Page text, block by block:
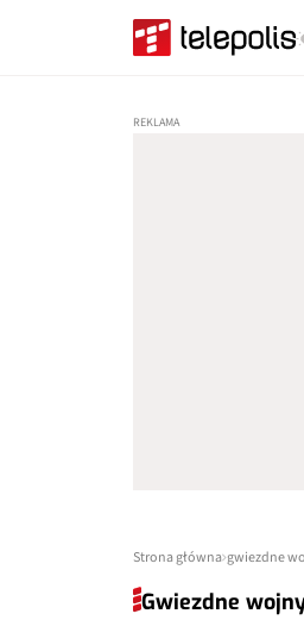
Strona główna gwiezdne
Gwiezdne